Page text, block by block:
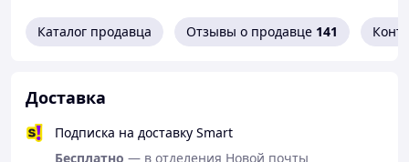
Назначение:
топи без бретелей
повседневное использование
Каталог продавца Отзывы о продавце 141
Доставка
Подписка на доставку Smart
Бесплатно — в отделения Новой почты